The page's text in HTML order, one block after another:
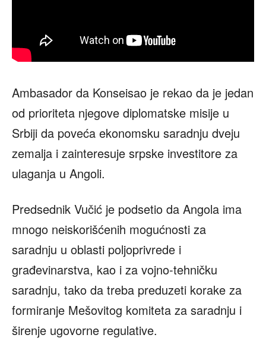
Ambasador da Konseisao je rekao da je jedan
od prioriteta njegove diplomatske misije u
Srbiji da poveća ekonomsku saradnju dveju
zemalja i zainteresuje srpske investitore za
ulaganja u Angoli.
Predsednik Vučić je podsetio da Angola ima
mnogo neiskorišćenih mogućnosti za
saradnju u oblasti poljoprivrede i
građevinarstva, kao i za vojno-tehničku
saradnju, tako da treba preduzeti korake za
formiranje Mešovitog komiteta za saradnju i
širenje ugovorne regulative.